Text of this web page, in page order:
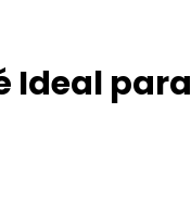
Ideal para